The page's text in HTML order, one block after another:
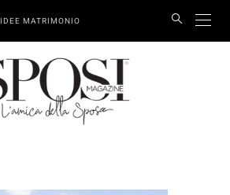
IDEE MATRIMONIO